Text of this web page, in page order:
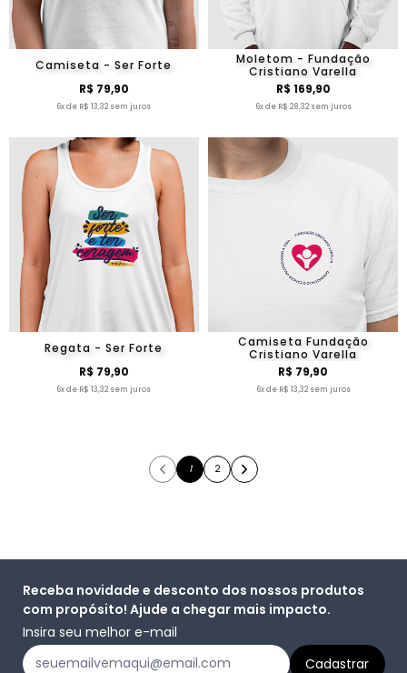
Camiseta - Ser Forte
R$ 79,90
6x de R$ 13,32 sem juros
Moletom - Fundação
Cristiano Varella
R$ 169,90
6x de R$ 28,32 sem juros
Regata - Ser Forte
R$ 79,90
6x de R$ 13,32 sem juros
Camiseta Fundação
Cristiano Varella
R$ 79,90
6x de R$ 13,32 sem juros
1 2
Receba novidade e desconto dos nossos produtos
com propósito! Ajude a chegar mais impacto.
Insira seu melhor e-mail